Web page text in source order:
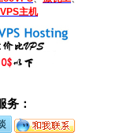
主机
务：